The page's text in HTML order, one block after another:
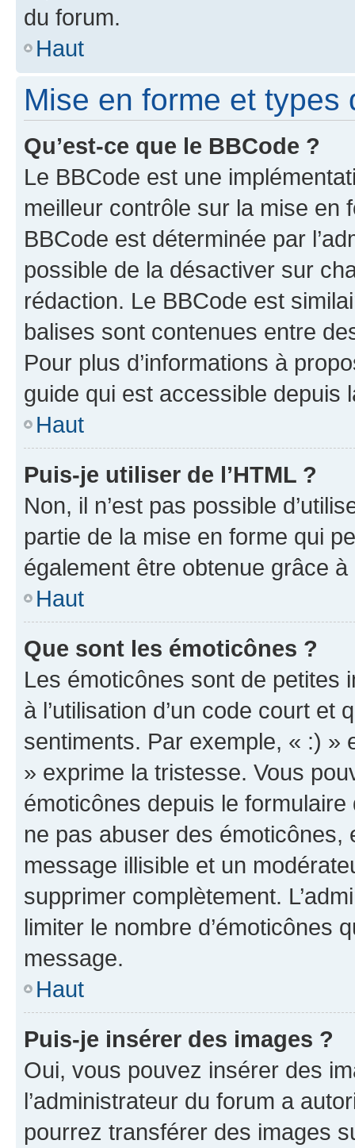
du forum.
Haut
Mise en forme et types
Qu’est-ce que le BBCode ?
Le BBCode est une
meilleur contrôle sur la mise en
BBCode est déterminée par
possible de la désactiver sur
rédaction. Le BBCode est
balises sont contenues entre
Pour plus d’informations à
guide qui est accessible depuis
Haut
Puis-je utiliser de l’HTML ?
Non, il n’est pas possible
partie de la mise en forme qui
également être obtenue grâce à
Haut
Que sont les émoticônes ?
Les émoticônes sont de petites
à l’utilisation d’un code court et
sentiments. Par exemple, « :) »
» exprime la tristesse. Vous
émoticônes depuis le
ne pas abuser des
message illisible et un
supprimer complètement.
limiter le nombre d’émoticônes
message.
Haut
Puis-je insérer des images ?
Oui, vous pouvez insérer des
l’administrateur du forum a
pourrez transférer des images